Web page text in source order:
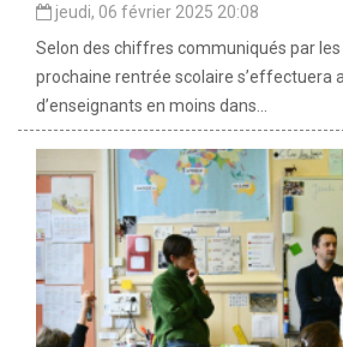
jeudi, 06 février 2025 20:08
Selon des chiffres communiqués par
prochaine rentrée scolaire s’effectuera
d’enseignants en moins dans...